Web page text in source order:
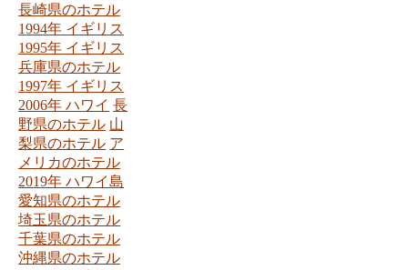
長崎県のホテル
1994年 イギリス
1995年 イギリス
兵庫県のホテル
1997年 イギリス
2006年 ハワイ 長
野県のホテル 山
梨県のホテル ア
メリカのホテル
2019年 ハワイ島
愛知県のホテル
埼玉県のホテル
千葉県のホテル
沖縄県のホテル